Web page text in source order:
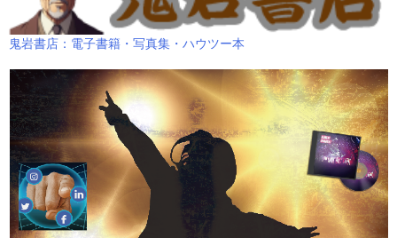
鬼岩書店：電子書籍・写真集・ハウツー本